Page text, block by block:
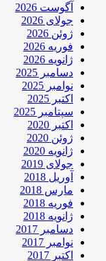
آگوست 2026
جولای 2026
ژوئن 2026
فوریه 2026
ژانویه 2026
دسامبر 2025
نوامبر 2025
اکتبر 2025
سپتامبر 2025
اکتبر 2020
ژوئن 2020
ژانویه 2020
جولای 2019
آوریل 2018
مارس 2018
فوریه 2018
ژانویه 2018
دسامبر 2017
نوامبر 2017
اکتبر 2017